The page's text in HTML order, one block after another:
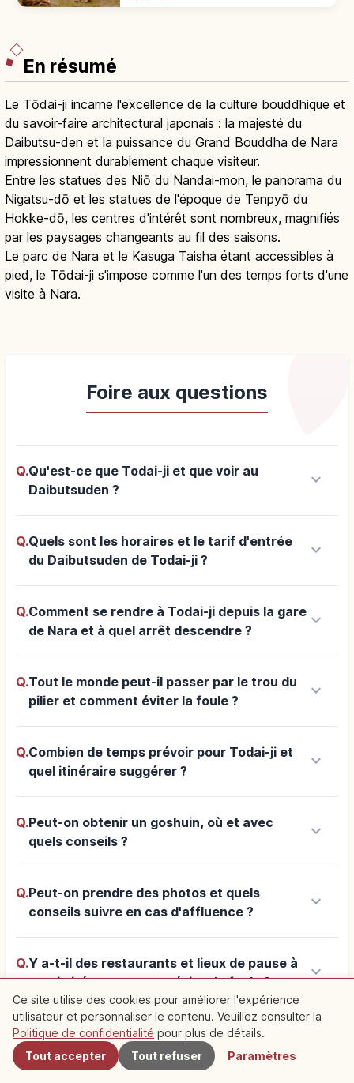
En résumé
Le Tōdai-ji incarne l'excellence de la culture bouddhique et
du savoir-faire architectural japonais : la majesté du
Daibutsu-den et la puissance du Grand Bouddha de Nara
impressionnent durablement chaque visiteur.
Entre les statues des Niō du Nandai-mon, le panorama du
Nigatsu-dō et les statues de l'époque de Tenpyō du
Hokke-dō, les centres d'intérêt sont nombreux, magnifiés
par les paysages changeants au fil des saisons.
Le parc de Nara et le Kasuga Taisha étant accessibles à
pied, le Tōdai-ji s'impose comme l'un des temps forts d'une
visite à Nara.
Foire aux questions
Q.Qu'est-ce que Todai-ji et que voir au
Daibutsuden ?
keyboard_arrow_down
Q.Quels sont les horaires et le tarif d'entrée
du Daibutsuden de Todai-ji ?
keyboard_arrow_down
Q.Comment se rendre à Todai-ji depuis la gare
de Nara et à quel arrêt descendre ?
keyboard_arrow_down
Q.Tout le monde peut-il passer par le trou du
pilier et comment éviter la foule ?
keyboard_arrow_down
Q.Combien de temps prévoir pour Todai-ji et
quel itinéraire suggérer ?
keyboard_arrow_down
Q.Peut-on obtenir un goshuin, où et avec
quels conseils ?
keyboard_arrow_down
Q.Peut-on prendre des photos et quels
conseils suivre en cas d'affluence ?
keyboard_arrow_down
Q.Y a-t-il des restaurants et lieux de pause à
proximité, et comment éviter la foule ?
keyboard_arrow_down
À proximité
Ce site utilise des cookies pour améliorer l'expérience
utilisateur et personnaliser le contenu. Veuillez consulter la
Politique de confidentialité pour plus de détails.
Tout accepter
Tout refuser Paramètres